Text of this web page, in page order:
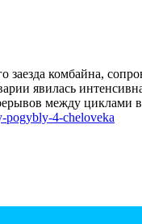
комбайна,
явилась
между
pogybly-4-cheloveka